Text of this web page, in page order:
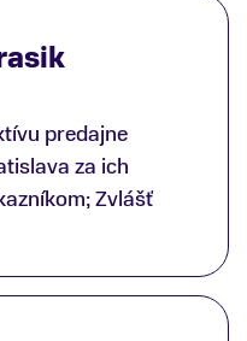
predajne
za ich
Zvlášť
Gunišovi za
všetko značka
svojou